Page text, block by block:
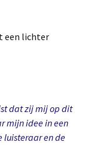
een lichter
dat zij mij op dit
mijn idee in een
luisteraar en de